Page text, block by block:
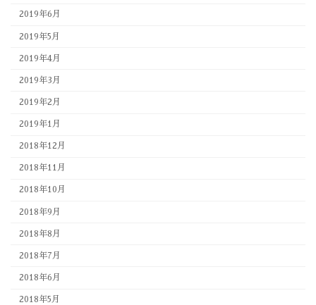
2019年6月
2019年5月
2019年4月
2019年3月
2019年2月
2019年1月
2018年12月
2018年11月
2018年10月
2018年9月
2018年8月
2018年7月
2018年6月
2018年5月